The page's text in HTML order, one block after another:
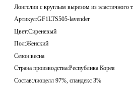
Лонгслив с круглым вырезом из эластичного
Артикул:GF1LTS505-lavender
Цвет:Сиреневый
Пол:Женский
Сезон:весна
Страна производства:Республика Корея
Состав:лиоцелл 97%, спандекс 3%